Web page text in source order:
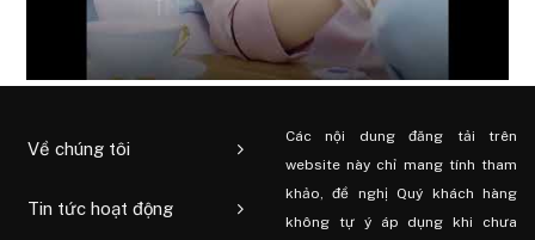
Về chúng tôi
Tin tức hoạt động
Các nội dung đăng tải trên
website này chỉ mang tính tham
khảo, đề nghị Quý khách hàng
không tự ý áp dụng khi chưa